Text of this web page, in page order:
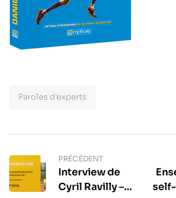
Paroles d'experts
PRÉCÉDENT
Interview de
Cyril Ravilly –